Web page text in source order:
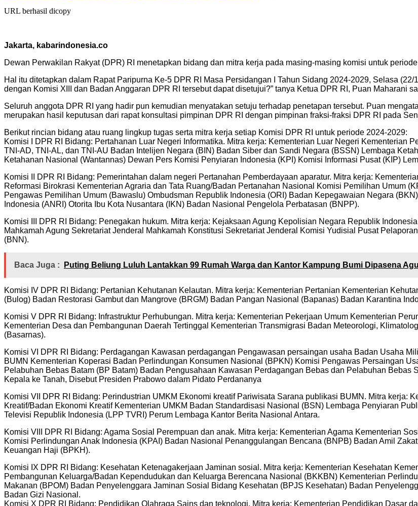
URL berhasil dicopy
Jakarta, kabarindonesia.co
Dewan Perwakilan Rakyat (DPR) RI menetapkan bidang dan mitra kerja pada masing-masing komisi untuk
Hal itu ditetapkan dalam Rapat Paripurna Ke-5 DPR RI Masa Persidangan I Tahun Sidang 2024-2029, Selasa
dengan Komisi XIII dan Badan Anggaran DPR RI tersebut dapat disetujui?” tanya Ketua DPR RI, Puan Maharani
Seluruh anggota DPR RI yang hadir pun kemudian menyatakan setuju terhadap penetapan tersebut. Puan
merupakan hasil keputusan dari rapat konsultasi pimpinan DPR RI dengan pimpinan fraksi-fraksi DPR RI pada
Berikut rincian bidang atau ruang lingkup tugas serta mitra kerja setiap Komisi DPR RI untuk periode 2024-2029:
Komisi I DPR RI Bidang: Pertahanan Luar Negeri Informatika. Mitra kerja: Kementerian Luar Negeri Kementerian
TNI-AD, TNI-AL, dan TNI-AU Badan Intelijen Negara (BIN) Badan Siber dan Sandi Negara (BSSN) Lembaga
Ketahanan Nasional (Wantannas) Dewan Pers Komisi Penyiaran Indonesia (KPI) Komisi Informasi Pusat (KIP)
Komisi II DPR RI Bidang: Pemerintahan dalam negeri Pertanahan Pemberdayaan aparatur. Mitra kerja:
Reformasi Birokrasi Kementerian Agraria dan Tata Ruang/Badan Pertanahan Nasional Komisi Pemilihan Umum
Pengawas Pemilihan Umum (Bawaslu) Ombudsman Republik Indonesia (ORI) Badan Kepegawaian Negara
Indonesia (ANRI) Otorita Ibu Kota Nusantara (IKN) Badan Nasional Pengelola Perbatasan (BNPP).
Komisi III DPR RI Bidang: Penegakan hukum. Mitra kerja: Kejaksaan Agung Kepolisian Negara Republik
Mahkamah Agung Sekretariat Jenderal Mahkamah Konstitusi Sekretariat Jenderal Komisi Yudisial Pusat
(BNN).
Baca Juga : Puting Beliung Luluh Lantakkan 99 Rumah Warga dan Kantor Kampung Bumi Dipasena
Komisi IV DPR RI Bidang: Pertanian Kehutanan Kelautan. Mitra kerja: Kementerian Pertanian Kementerian
(Bulog) Badan Restorasi Gambut dan Mangrove (BRGM) Badan Pangan Nasional (Bapanas) Badan Karantina
Komisi V DPR RI Bidang: Infrastruktur Perhubungan. Mitra kerja: Kementerian Pekerjaan Umum Kementerian
Kementerian Desa dan Pembangunan Daerah Tertinggal Kementerian Transmigrasi Badan Meteorologi,
(Basarnas).
Komisi VI DPR RI Bidang: Perdagangan Kawasan perdagangan Pengawasan persaingan usaha Badan Usaha
BUMN Kementerian Koperasi Badan Perlindungan Konsumen Nasional (BPKN) Komisi Pengawas Persaingan
Pelabuhan Bebas Batam (BP Batam) Badan Pengusahaan Kawasan Perdagangan Bebas dan Pelabuhan
Kepala ke Tanah, Disebut Presiden Prabowo dalam Pidato Perdananya
Komisi VII DPR RI Bidang: Perindustrian UMKM Ekonomi kreatif Pariwisata Sarana publikasi BUMN. Mitra kerja:
Kreatif/Badan Ekonomi Kreatif Kementerian UMKM Badan Standardisasi Nasional (BSN) Lembaga Penyiaran
Televisi Republik Indonesia (LPP TVRI) Perum Lembaga Kantor Berita Nasional Antara.
Komisi VIII DPR RI Bidang: Agama Sosial Perempuan dan anak. Mitra kerja: Kementerian Agama Kementerian
Komisi Perlindungan Anak Indonesia (KPAI) Badan Nasional Penanggulangan Bencana (BNPB) Badan Amil
Keuangan Haji (BPKH).
Komisi IX DPR RI Bidang: Kesehatan Ketenagakerjaan Jaminan sosial. Mitra kerja: Kementerian Kesehatan
Pembangunan Keluarga/Badan Kependudukan dan Keluarga Berencana Nasional (BKKBN) Kementerian
Makanan (BPOM) Badan Penyelenggara Jaminan Sosial Bidang Kesehatan (BPJS Kesehatan) Badan
Badan Gizi Nasional.
Komisi X DPR RI Bidang: Pendidikan Olahraga Sains dan teknologi. Mitra kerja: Kementerian Pendidikan Dasar